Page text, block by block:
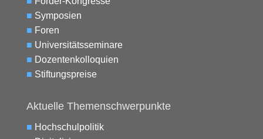
■ Symposien
■ Foren
■ Universitätsseminare
■ Dozentenkolloquien
■ Stiftungspreise
Aktuelle Themenschwerpunkte
■ Hochschulpolitik